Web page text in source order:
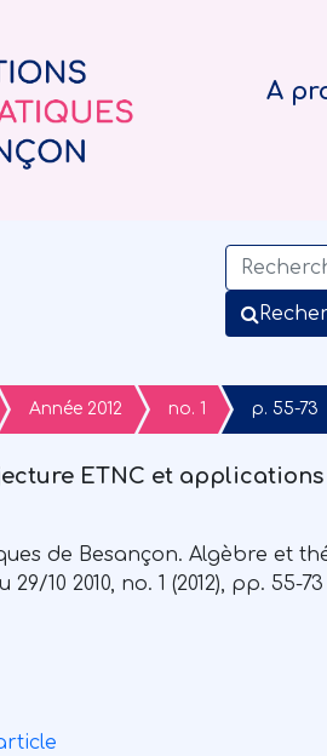
A
Année 2012 no. 1 p. 55-73
ETNC et applications
de Besançon. Algèbre et
10 2010, no. 1 (2012), pp. 55-73